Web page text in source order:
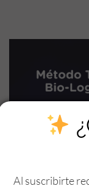
Al suscribirte